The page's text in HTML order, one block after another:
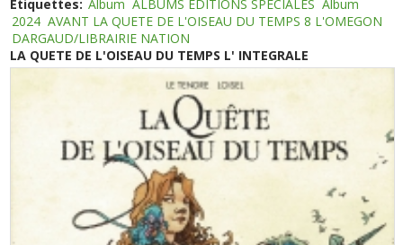
Etiquettes: Album ALBUMS EDITIONS SPECIALES Album
2024 AVANT LA QUETE DE L'OISEAU DU TEMPS 8 L'OMEGON
DARGAUD/LIBRAIRIE NATION
LA QUETE DE L'OISEAU DU TEMPS L' INTEGRALE